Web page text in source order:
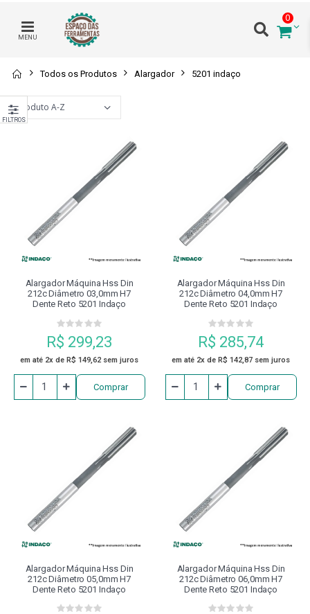
MENU
0
Todos os Produtos Alargador 5201 indaço
Alargador Máquina Hss Din
212c Diâmetro 03,0mm H7
Dente Reto 5201 Indaço
R$ 299,23
em até 2x de R$ 149,62 sem juros
Comprar
Alargador Máquina Hss Din
212c Diâmetro 04,0mm H7
Dente Reto 5201 Indaço
R$ 285,74
em até 2x de R$ 142,87 sem juros
Comprar
Alargador Máquina Hss Din
212c Diâmetro 05,0mm H7
Dente Reto 5201 Indaço
Alargador Máquina Hss Din
212c Diâmetro 06,0mm H7
Dente Reto 5201 Indaço
FILTROS